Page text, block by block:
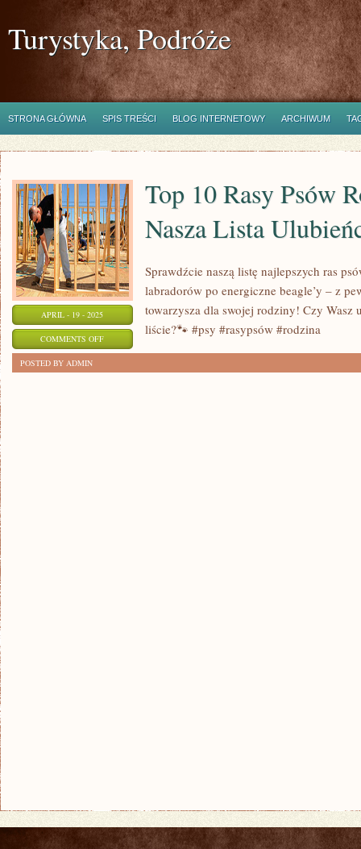
Turystyka, Podróże
STRONA GŁÓWNA SPIS TREŚCI BLOG INTERNETOWY ARCHIWUM
APRIL - 19 - 2025
COMMENTS OFFON
Top 10 Rasy Psów
Nasza Lista
Sprawdźcie naszą listę najlepszych ras
labradorów po energiczne beagle’y – z
towarzysza dla swojej rodziny! Czy Wasz
liście?🐾 #psy #rasypsów #rodzina
POSTED BY ADMIN